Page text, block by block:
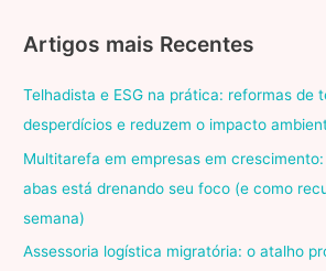
Artigos mais Recentes
Telhadista e ESG na prática: reformas de
desperdícios e reduzem o impacto
Multitarefa em empresas em
abas está drenando seu foco (e como
semana)
Assessoria logística migratória: o atalho